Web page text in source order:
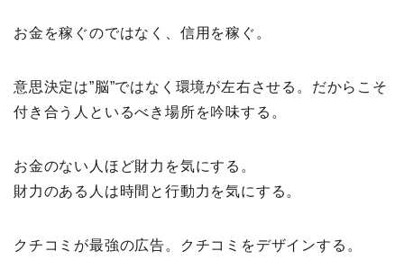
お金を稼ぐのではなく、信用を稼ぐ。
意思決定は”脳”ではなく環境が左右させる。だからこそ
付き合う人といるべき場所を吟味する。
お金のない人ほど財力を気にする。
財力のある人は時間と行動力を気にする。
クチコミが最強の広告。クチコミをデザインする。